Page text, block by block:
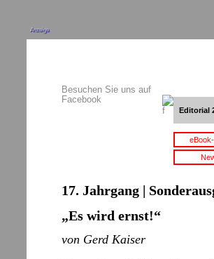
Anzeige
Besuchen Sie uns auf
Facebook
Editorial
17. Jahrgang |
„Es wird ernst!“
von Gerd Kaiser